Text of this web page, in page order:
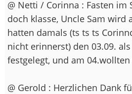
@ Netti / Corinna : Fasten im
doch klasse, Uncle Sam wird
hatten damals (ts ts ts
nicht erinnerst) den 03.09.
festgelegt, und am
@ Gerold : Herzlichen Dank